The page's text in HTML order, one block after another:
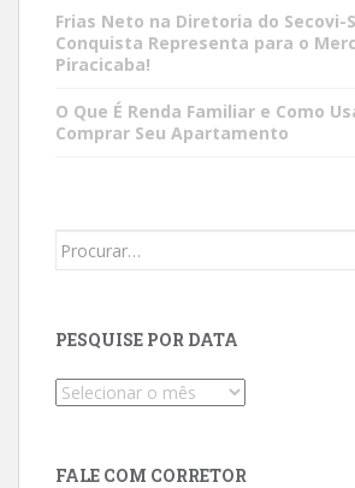
Frias Neto na Diretoria do Secovi-
Conquista Representa para o
Piracicaba!
O Que É Renda Familiar e Como
Comprar Seu Apartamento
Search
PESQUISE POR DATA
Pesquise
FALE COM CORRETOR